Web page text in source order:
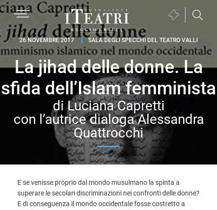
Passa
navigazione
primaria
Passa
contenuto
principale
Passa
piè
di
pagina
MENU
Fondazione
I
Teatri
Emilia
Biglietteria
apre
in
una
finestra)
26 NOVEMBRE 2017 SALA DEGLI SPECCHI DEL TEATRO VALLI
La jihad delle donne. La
sfida dell’Islam femminista
di Luciana Capretti
con l’autrice dialoga Alessandra
Quattrocchi
E se venisse proprio dal mondo musulmano la spinta a
superare le secolari discriminazioni nei confronti delle donne?
E di conseguenza il mondo occidentale fosse costretto a